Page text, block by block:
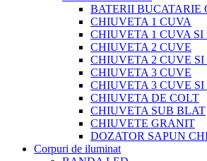
BATERII BUCATARIE
CHIUVETA 1 CUVA
CHIUVETA 1 CUVA SI
CHIUVETA 2 CUVE
CHIUVETA 2 CUVE SI
CHIUVETA 3 CUVE
CHIUVETA 3 CUVE SI
CHIUVETA DE COLT
CHIUVETA SUB BLAT
CHIUVETE GRANIT
DOZATOR SAPUN
Corpuri de iluminat